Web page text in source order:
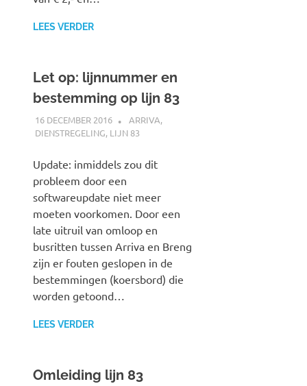
LEES VERDER
Let op: lijnnummer en
bestemming op lijn 83
16 DECEMBER 2016 JOHAN
ARRIVA,
DIENSTREGELING, LIJN 83
Update: inmiddels zou dit
probleem door een
softwareupdate niet meer
moeten voorkomen. Door een
late uitruil van omloop en
busritten tussen Arriva en Breng
zijn er fouten geslopen in de
bestemmingen (koersbord) die
worden getoond…
LEES VERDER
Omleiding lijn 83